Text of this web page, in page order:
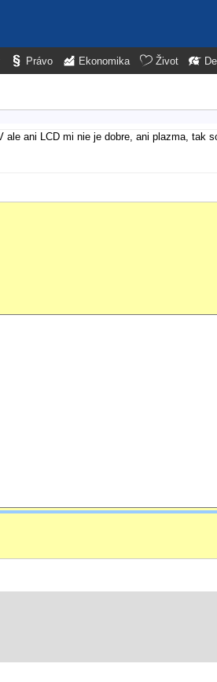
Právo Ekonomika Život
ani LCD mi nie je dobre, ani plazma, tak